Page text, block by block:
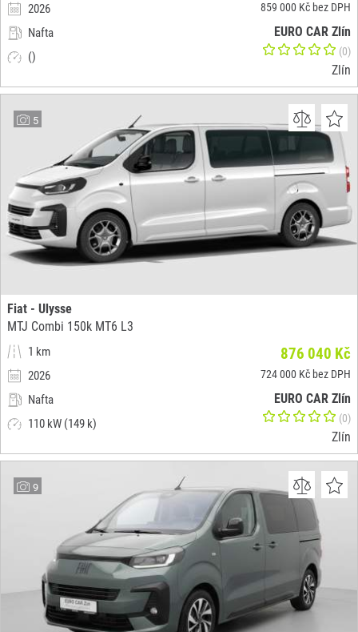
2026
Nafta
()
859 000 Kč bez DPH
EURO CAR Zlín
(0)
Zlín
5
Fiat - Ulysse
MTJ Combi 150k MT6 L3
1 km
2026
Nafta
110 kW (149 k)
876 040 Kč
724 000 Kč bez DPH
EURO CAR Zlín
(0)
Zlín
9